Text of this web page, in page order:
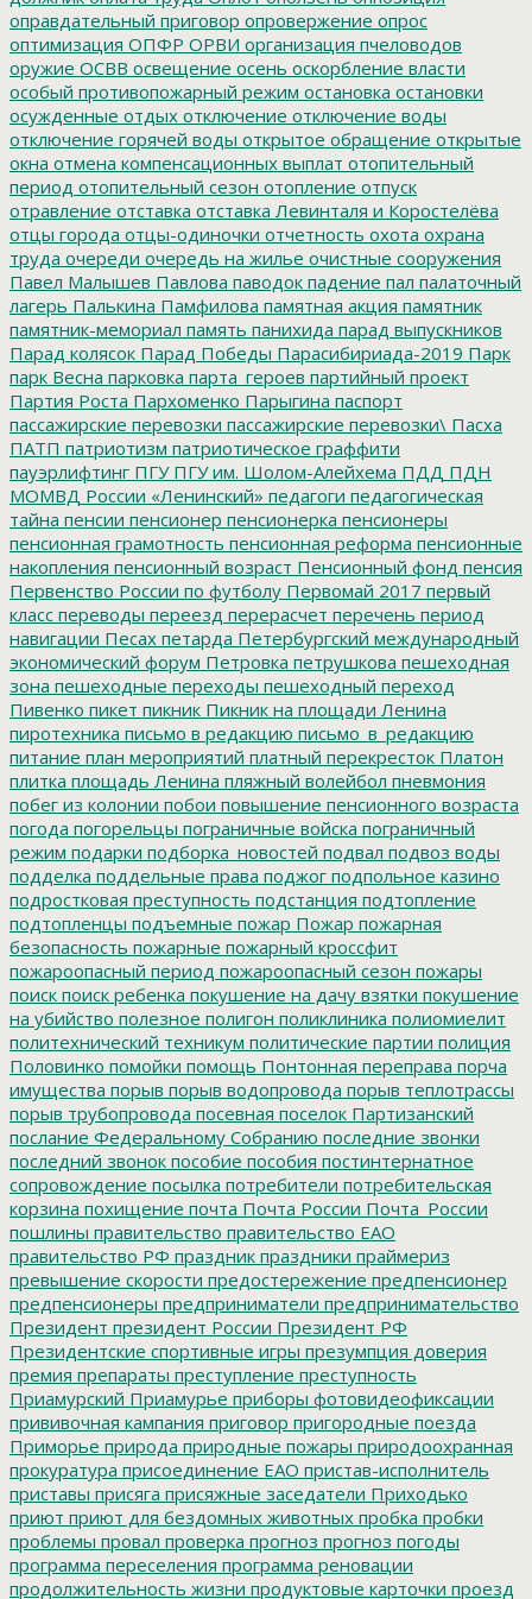
оправдательный приговор опровержение опрос
оптимизация ОПФР ОРВИ организация пчеловодов
оружие ОСВВ освещение осень оскорбление власти
особый противопожарный режим остановка остановки
осужденные отдых отключение отключение воды
отключение горячей воды открытое обращение открытые
окна отмена компенсационных выплат отопительный
период отопительный сезон отопление отпуск
отравление отставка отставка Левинталя и Коростелёва
отцы города отцы-одиночки отчетность охота охрана
труда очереди очередь на жилье очистные сооружения
Павел Малышев Павлова паводок падение пал палаточный
лагерь Палькина Памфилова памятная акция памятник
памятник-мемориал память панихида парад выпускников
Парад колясок Парад Победы Парасибириада-2019 Парк
парк Весна парковка парта_героев партийный проект
Партия Роста Пархоменко Парыгина паспорт
пассажирские перевозки пассажирские перевозки\ Пасха
ПАТП патриотизм патриотическое граффити
пауэрлифтинг ПГУПГУ им. Шолом-Алейхема ПДД ПДН
МОМВД России «Ленинский» педагоги педагогическая
тайна пенсии пенсионер пенсионерка пенсионеры
пенсионная грамотность пенсионная реформа пенсионные
накопления пенсионный возраст Пенсионный фонд пенсия
Первенство России по футболу Первомай 2017 первый
класс переводы переезд перерасчет перечень период
навигации Песах петарда Петербургский международный
экономический форум Петровка петрушкова пешеходная
зона пешеходные переходы пешеходный переход
Пивенко пикет пикник Пикник на площади Ленина
пиротехника письмо в редакцию письмо_в_редакцию
питание план мероприятий платный перекресток Платон
плитка площадь Ленина пляжный волейбол пневмония
побег из колонии побои повышение пенсионного возраста
погода погорельцы пограничные войска пограничный
режим подарки подборка_новостей подвал подвоз воды
подделка поддельные права поджог подпольное казино
подростковая преступность подстанция подтопление
подтопленцы подъемные пожар Пожар пожарная
безопасность пожарные пожарный кроссфит
пожароопасный период пожароопасный сезон пожары
поиск поиск ребенка покушение на дачу взятки покушение
на убийство полезное полигон поликлиника полиомиелит
политехнический техникум политические партии полиция
Половинко помойки помощь Понтонная переправа порча
имущества порыв порыв водопровода порыв теплотрассы
порыв трубопровода посевная поселок Партизанский
послание Федеральному Собранию последние звонки
последний звонок пособие пособия постинтернатное
сопровождение посылка потребители потребительская
корзина похищение почта Почта России Почта_России
пошлины правительство правительство ЕАО
правительство РФ праздник праздники праймериз
превышение скорости предостережение предпенсионер
предпенсионеры предприниматели предпринимательство
Президент президент России Президент РФ
Президентские спортивные игры презумпция доверия
премия препараты преступление преступность
Приамурский Приамурье приборы фотовидеофиксации
прививочная кампания приговор пригородные поезда
Приморье природа природные пожары природоохранная
прокуратура присоединение ЕАО пристав-исполнитель
приставы присяга присяжные заседатели Приходько
приют приют для бездомных животных пробка пробки
проблемы провал проверка прогноз прогноз погоды
программа переселения программа реновации
продолжительность жизни продуктовые карточки проезд